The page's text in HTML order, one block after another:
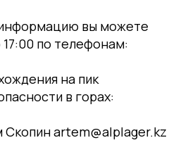
вы можете
17:00 по телефонам:
на пик
в горах:
Скопин artem@alplager.kz